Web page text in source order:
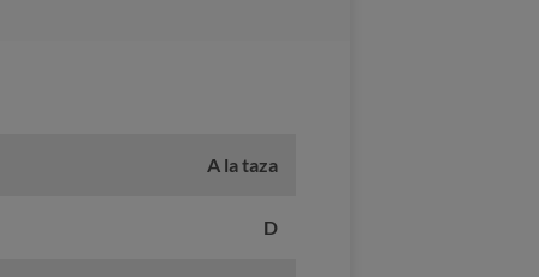
A la taza
D